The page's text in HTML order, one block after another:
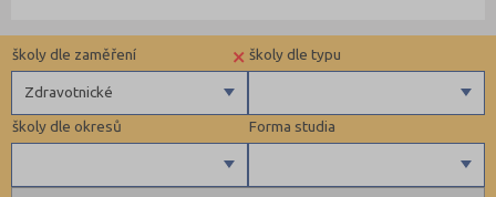
DALŠÍ DRUHY ŠKOL
Forma studia
školy dle okresů
školy dle typu
×
Zdravotnické
školy dle zaměření
Zdravotnické